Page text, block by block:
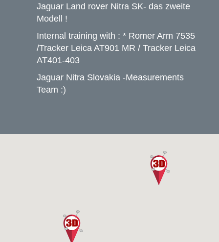
Jaguar Land rover Nitra SK- das zweite
Modell !
Internal training with : * Romer Arm 7535
/Tracker Leica AT901 MR / Tracker Leica
AT401-403
Jaguar Nitra Slovakia -Measurements
Team :)